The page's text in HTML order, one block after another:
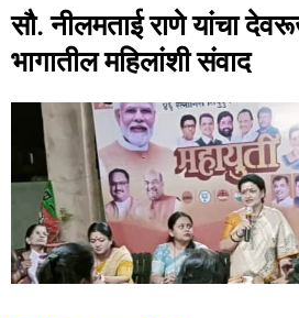
सौ. नीलमताई राणे यांचा
भागातील महिलांशी संवाद